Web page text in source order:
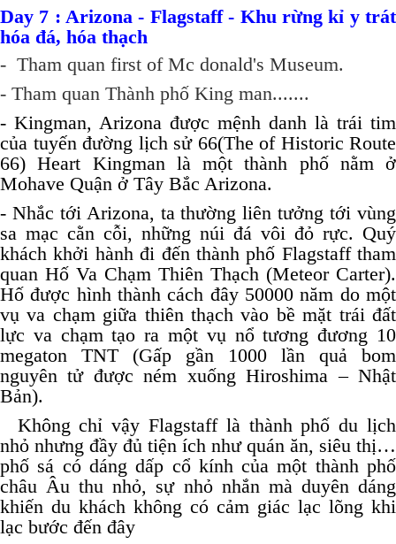
Day 7 : Arizona - Flagstaff - Khu rừng kỉ y trát
hóa đá, hóa thạch
- Tham quan first of Mc donald's Museum.
- Tham quan Thành phố King man.......
- Kingman, Arizona được mệnh danh là trái tim
của tuyến đường lịch sử 66(The of Historic Route
66) Heart Kingman là một thành phố nằm ở
Mohave Quận ở Tây Bắc Arizona.
- Nhắc tới Arizona, ta thường liên tưởng tới vùng
sa mạc cằn cỗi, những núi đá vôi đỏ rực. Quý
khách khởi hành đi đến thành phố Flagstaff tham
quan Hố Va Chạm Thiên Thạch (Meteor Carter).
Hố được hình thành cách đây 50000 năm do một
vụ va chạm giữa thiên thạch vào bề mặt trái đất
lực va chạm tạo ra một vụ nổ tương đương 10
megaton TNT (Gấp gần 1000 lần quả bom
nguyên tử được ném xuống Hiroshima – Nhật
Bản).
Không chỉ vậy Flagstaff là thành phố du lịch
nhỏ nhưng đầy đủ tiện ích như quán ăn, siêu thị…
phố sá có dáng dấp cổ kính của một thành phố
châu Âu thu nhỏ, sự nhỏ nhắn mà duyên dáng
khiến du khách không có cảm giác lạc lõng khi
lạc bước đến đây